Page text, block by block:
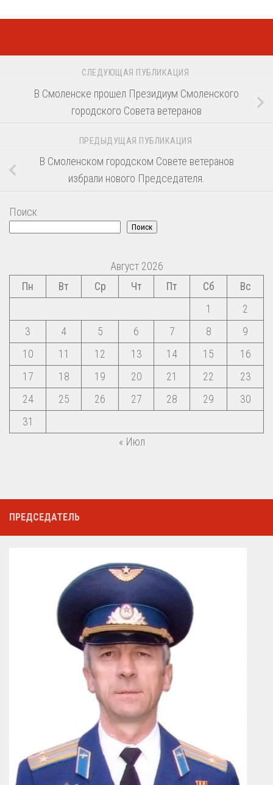
СЛЕДУЮЩАЯ ПУБЛИКАЦИЯ
В Смоленске прошел Президиум Смоленского
городского Совета ветеранов
ПРЕДЫДУЩАЯ ПУБЛИКАЦИЯ
В Смоленском городском Совете ветеранов
избрали нового Председателя.
Поиск
Поиск
Август 2026
Пн
Вт Ср Чт Пт Сб
Вс
1
2
3
4 5 6 7 8
9
10
11 12 13 14 15
16
17
18 19 20 21 22
23
24
25 26 27 28 29
30
31
« Июл
ПРЕДСЕДАТЕЛЬ